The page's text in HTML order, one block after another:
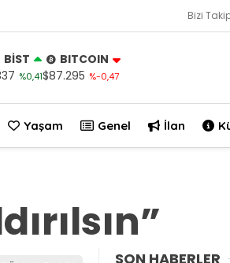
Bizi
BİST
%0,41
BITCOIN
$87.295 %-0,47
Yaşam Genel İlan
SON HABERLER